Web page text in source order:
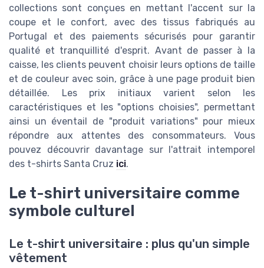
collections sont conçues en mettant l'accent sur la
coupe et le confort, avec des tissus fabriqués au
Portugal et des paiements sécurisés pour garantir
qualité et tranquillité d'esprit. Avant de passer à la
caisse, les clients peuvent choisir leurs options de taille
et de couleur avec soin, grâce à une page produit bien
détaillée. Les prix initiaux varient selon les
caractéristiques et les "options choisies", permettant
ainsi un éventail de "produit variations" pour mieux
répondre aux attentes des consommateurs. Vous
pouvez découvrir davantage sur l'attrait intemporel
des t-shirts Santa Cruz ici.
Le t-shirt universitaire comme
symbole culturel
Le t-shirt universitaire : plus qu'un simple
vêtement